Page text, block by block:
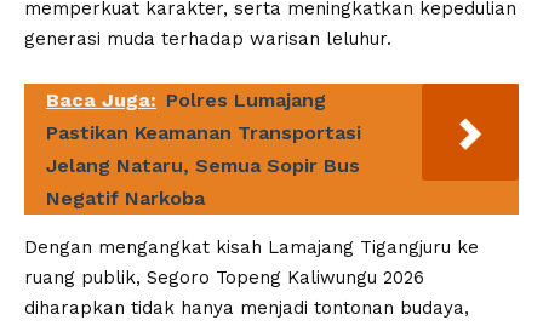
memperkuat karakter, serta meningkatkan kepedulian
generasi muda terhadap warisan leluhur.
Baca Juga: Polres Lumajang
Pastikan Keamanan Transportasi
Jelang Nataru, Semua Sopir Bus
Negatif Narkoba
Dengan mengangkat kisah Lamajang Tigangjuru ke
ruang publik, Segoro Topeng Kaliwungu 2026
diharapkan tidak hanya menjadi tontonan budaya,